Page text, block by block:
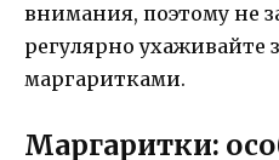
внимания, поэтому не
регулярно ухаживайте
маргаритками.
Маргаритки: